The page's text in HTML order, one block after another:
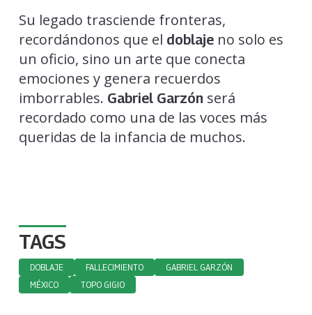
Su legado trasciende fronteras,
recordándonos que el doblajeno solo es
un oficio, sino un arte que conecta
emociones y genera recuerdos
imborrables. Gabriel Garzón será
recordado como una de las voces más
queridas de la infancia de muchos.
TAGS
DOBLAJE FALLECIMIENTO
GABRIEL GARZÓN
MÉXICO
TOPO GIGIO